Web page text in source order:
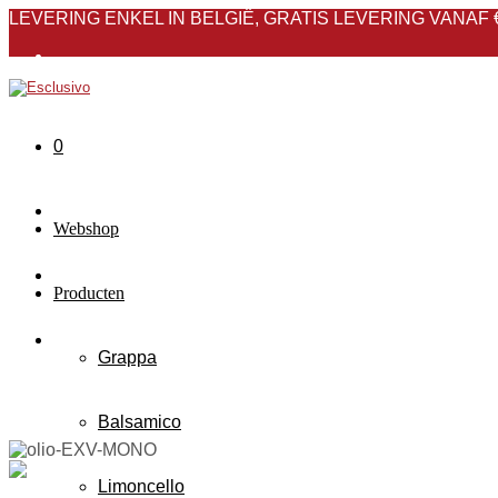
LEVERING ENKEL IN BELGIË, GRATIS LEVERING VANAF
FAQ
0
Webshop
Producten
Grappa
Balsamico
Limoncello